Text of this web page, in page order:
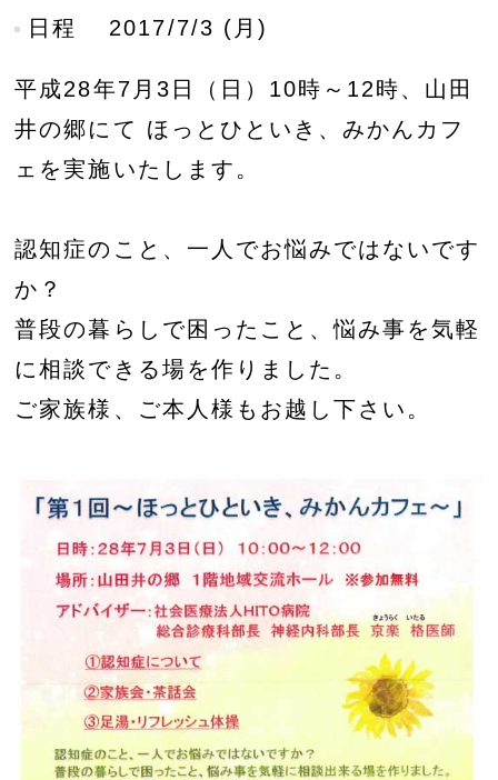
日程 2017/7/3 (月)
平成28年7月3日（日）10時～12時、山田
井の郷にて ほっとひといき、みかんカフ
ェを実施いたします。
認知症のこと、一人でお悩みではないです
か？
普段の暮らしで困ったこと、悩み事を気軽
に相談できる場を作りました。
ご家族様、ご本人様もお越し下さい。